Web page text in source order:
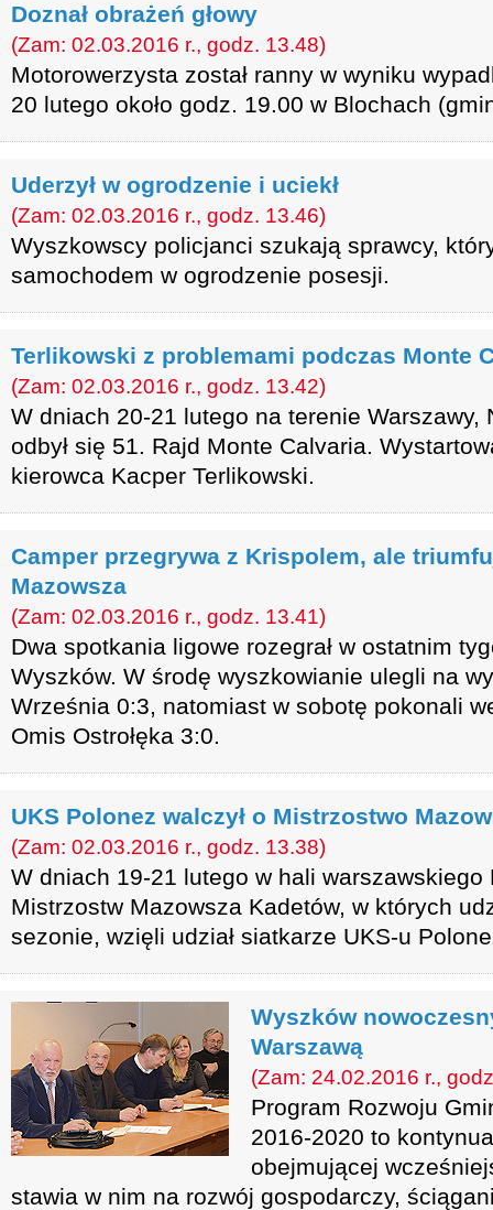
Doznał obrażeń głowy
(Zam: 02.03.2016 r., godz. 13.48)
Motorowerzysta został ranny w wyniku
20 lutego około godz. 19.00 w Blochach
Uderzył w ogrodzenie i uciekł
(Zam: 02.03.2016 r., godz. 13.46)
Wyszkowscy policjanci szukają sprawcy,
samochodem w ogrodzenie posesji.
Terlikowski z problemami podczas Monte
(Zam: 02.03.2016 r., godz. 13.42)
W dniach 20-21 lutego na terenie Warszawy,
odbył się 51. Rajd Monte Calvaria.
kierowca Kacper Terlikowski.
Camper przegrywa z Krispolem, ale
Mazowsza
(Zam: 02.03.2016 r., godz. 13.41)
Dwa spotkania ligowe rozegrał w ostatnim
Wyszków. W środę wyszkowianie ulegli na
Września 0:3, natomiast w sobotę pokonali
Omis Ostrołęka 3:0.
UKS Polonez walczył o Mistrzostwo
(Zam: 02.03.2016 r., godz. 13.38)
W dniach 19-21 lutego w hali warszawskiego
Mistrzostw Mazowsza Kadetów, w których
sezonie, wzięli udział siatkarze UKS-u
Wyszków
Warszawą
(Zam: 24.02.2016 r.,
Program Rozwoju
2016-2020 to
obejmującej
stawia w nim na rozwój gospodarczy,